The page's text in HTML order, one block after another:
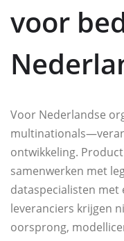
voor
Voor Nederlandse
ontwikkeling.
samenwerken met
dataspecialisten
leveranciers krijgen
oorsprong,